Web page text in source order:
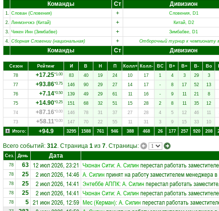
Команды
Ст Дивизион
1. Слован (Словения) +
Словения, D1
2. Линмэнчжэ (Китай) +
Китай, D2
3. Чикен Инн (Зимбабве) +
Зимбабве, D1
4. Сборная Словении (национальная) + Отборочный турнир к чемпионату
Команды Ст Дивизион
Сезон Рейтинг И В Н П Колл+ Колл- ВC В+ В= В- Вo
78
+17.25*1.00 83 40 19 24 10 17 1 4 3 29
3
77
+93.86*0.75 146 90 29 27 14 17 - 8 17 52
13
76
+7.14*0.50 139 49 29 61 11 16 - 9 11 21
8
75
+14.90*0.25 151 68 32 51 15 28 2 8 11 35 12
74
+87.16*0.00 146 78 31 37 27 28 4 5 12 46 11
73
+58.11*0.00 147 70 22 55 11 31 3 9 15 33
10
Итого:
+94.9 3295 1588 761 946 388 468 26 177 257 920 208
Всего событий: 312. Страница 1 из 7. Страницы:
Сез. День Дата
78 63 12 июл 2026, 23:21 Чхонан Сити: А. Силинперестал работать
78 25 2 июл 2026, 14:46 А. Силинпринят на работу заместителем менеджера
78 25 2 июл 2026, 14:41 Энтеббе АППК: А. Силинперестал работать
78 25 2 июл 2026, 14:41 Чхонан Сити: А. Силинперестал работать
78 5 21 июн 2026, 12:59 Мес (Керман): А. Силинперестал работать